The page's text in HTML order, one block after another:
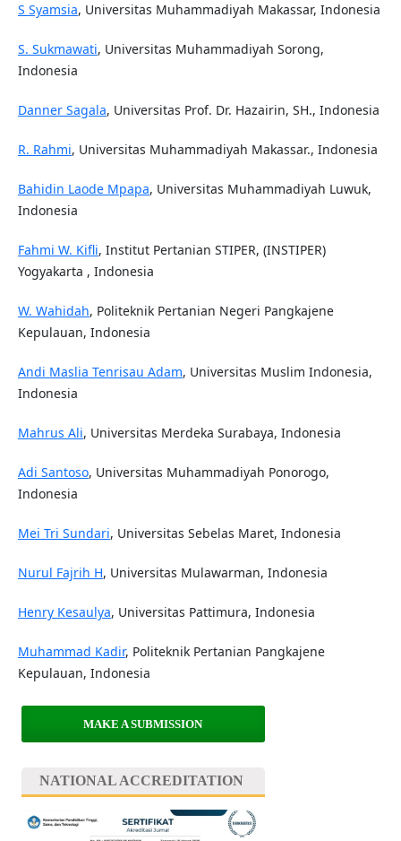
S Syamsia, Universitas Muhammadiyah Makassar, Indonesia
S. Sukmawati, Universitas Muhammadiyah Sorong,
Indonesia
Danner Sagala, Universitas Prof. Dr. Hazairin, SH., Indonesia
R. Rahmi, Universitas Muhammadiyah Makassar., Indonesia
Bahidin Laode Mpapa, Universitas Muhammadiyah Luwuk,
Indonesia
Fahmi W. Kifli, Institut Pertanian STIPER, (INSTIPER)
Yogyakarta , Indonesia
W. Wahidah, Politeknik Pertanian Negeri Pangkajene
Kepulauan, Indonesia
Andi Maslia Tenrisau Adam, Universitas Muslim Indonesia,
Indonesia
Mahrus Ali, Universitas Merdeka Surabaya, Indonesia
Adi Santoso, Universitas Muhammadiyah Ponorogo,
Indonesia
Mei Tri Sundari, Universitas Sebelas Maret, Indonesia
Nurul Fajrih H, Universitas Mulawarman, Indonesia
Henry Kesaulya, Universitas Pattimura, Indonesia
Muhammad Kadir, Politeknik Pertanian Pangkajene
Kepulauan, Indonesia
MAKE A SUBMISSION
NATIONAL ACCREDITATION